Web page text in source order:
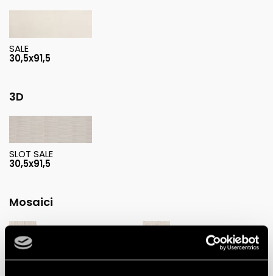
SALE
30,5x91,5
3D
SLOT SALE
30,5x91,5
Mosaici
LUCE SALE MOSAICO ELLE SALE MOSAICO